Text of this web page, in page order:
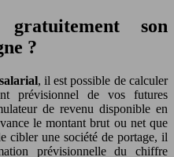
son
?
, il est possible de calculer
prévisionnel de vos futures
de revenu disponible en
le montant brut ou net que
cibler une société de portage, il
prévisionnelle du chiffre